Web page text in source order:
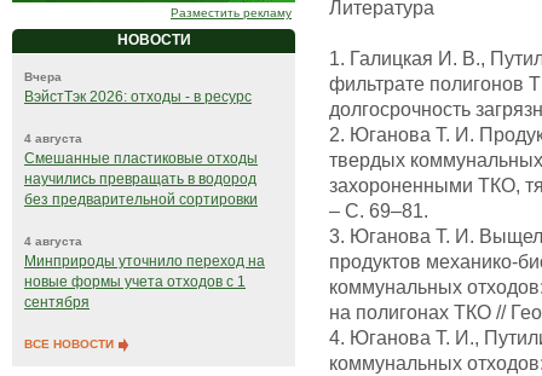
Разместить рекламу
НОВОСТИ
Вчера
ВэйстТэк 2026: отходы - в ресурс
4 августа
Смешанные пластиковые отходы
научились превращать в водород
без предварительной сортировки
4 августа
Минприроды уточнило переход на
новые формы учета отходов с 1
сентября
ВСЕ НОВОСТИ
Литература
1. Галицкая И. В.,
фильтрате полигонов
долгосрочность
2. Юганова Т. И.
твердых
захороненными ТКО,
– С. 69–81.
3. Юганова Т. И.
продуктов механико-
коммунальных
на полигонах ТКО //
4. Юганова Т. И.,
коммунальных